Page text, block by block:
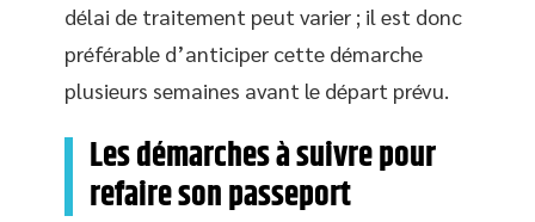
délai de traitement peut varier ; il est donc
préférable d’anticiper cette démarche
plusieurs semaines avant le départ prévu.
Les démarches à suivre pour
refaire son passeport